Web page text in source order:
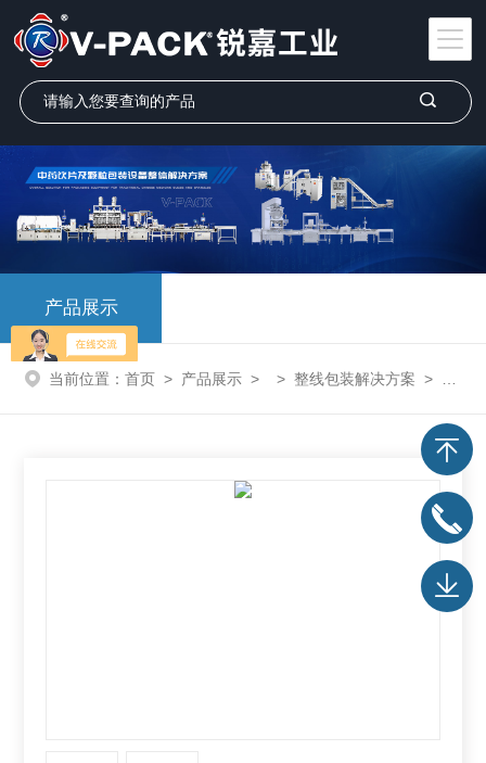
产品展示
当前位置： 首页 > 产品展示 > > 整线包装解决方案 > VP-L502全自动消毒液灌装生产线